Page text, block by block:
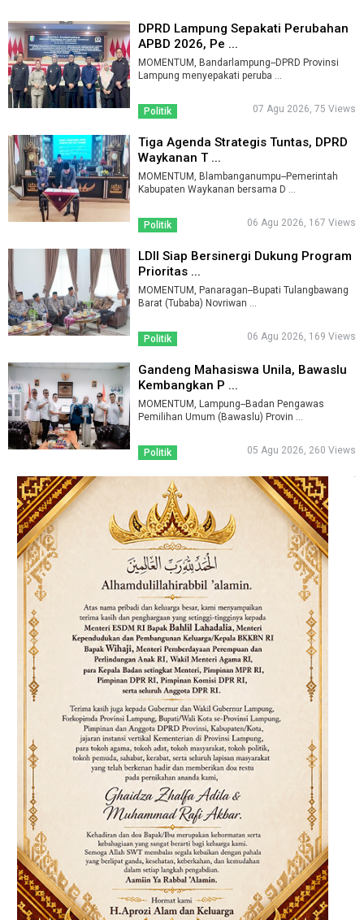
DPRD Lampung Sepakati Perubahan
APBD 2026, Pe ...
MOMENTUM, Bandarlampung--DPRD Provinsi
Lampung menyepakati peruba ...
Politik 07 Agu 2026, 75 Views
Tiga Agenda Strategis Tuntas, DPRD
Waykanan T ...
MOMENTUM, Blambanganumpu--Pemerintah
Kabupaten Waykanan bersama D ...
Politik 06 Agu 2026, 167 Views
LDII Siap Bersinergi Dukung Program
Prioritas ...
MOMENTUM, Panaragan--Bupati Tulangbawang
Politik 06 Agu 2026, 169 Views
Gandeng Mahasiswa Unila, Bawaslu
Kembangkan P ...
MOMENTUM, Lampung--Badan Pengawas
Pemilihan Umum (Bawaslu) Provin ...
Politik 05 Agu 2026, 260 Views